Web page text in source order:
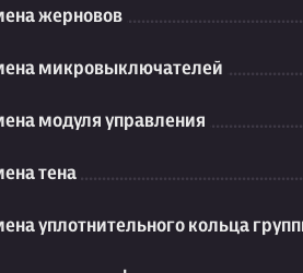
жерновов
микровыключателей
модуля управления
тена
уплотнительного кольца